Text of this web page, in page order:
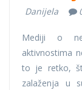
Danijela
Mediji o
aktivnostima
to je retko,
zalaženja u